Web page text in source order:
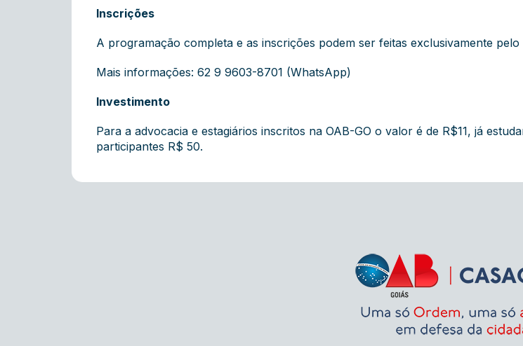
Inscrições
A programação completa e as inscrições podem ser feitas exclusivamente pelo
Mais informações: 62 9 9603-8701 (WhatsApp)
Investimento
Para a advocacia e estagiários inscritos na OAB-GO o valor é de R$11, já
participantes R$ 50.